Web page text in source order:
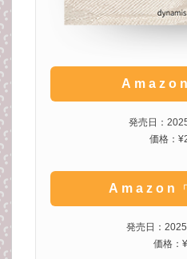
Amazon
発売日：
価格：
Amazon
発売日：
価格：